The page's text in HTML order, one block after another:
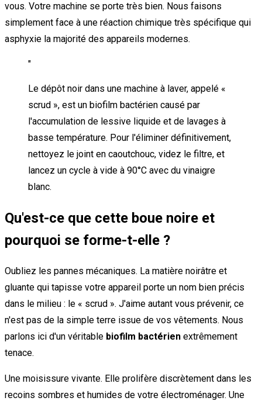
vous. Votre machine se porte très bien. Nous faisons
simplement face à une réaction chimique très spécifique qui
asphyxie la majorité des appareils modernes.
"
Le dépôt noir dans une machine à laver, appelé «
scrud », est un biofilm bactérien causé par
l'accumulation de lessive liquide et de lavages à
basse température. Pour l'éliminer définitivement,
nettoyez le joint en caoutchouc, videz le filtre, et
lancez un cycle à vide à 90°C avec du vinaigre
blanc.
Qu'est-ce que cette boue noire et
pourquoi se forme-t-elle ?
Oubliez les pannes mécaniques. La matière noirâtre et
gluante qui tapisse votre appareil porte un nom bien précis
dans le milieu : le « scrud ». J'aime autant vous prévenir, ce
n'est pas de la simple terre issue de vos vêtements. Nous
parlons ici d'un véritable biofilm bactérien extrêmement
tenace.
Une moisissure vivante. Elle prolifère discrètement dans les
recoins sombres et humides de votre électroménager. Une